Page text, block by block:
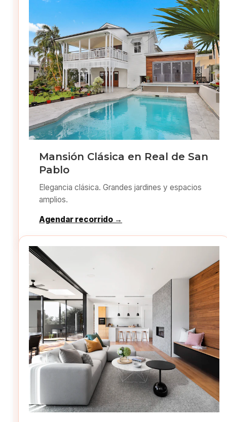
Mansión Clásica en Real de San
Pablo
Elegancia clásica. Grandes jardines y espacios
amplios.
Agendar recorrido →